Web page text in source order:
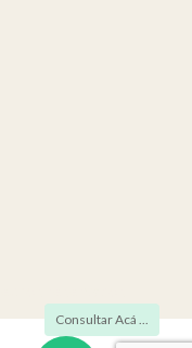
Consultar Acá ...